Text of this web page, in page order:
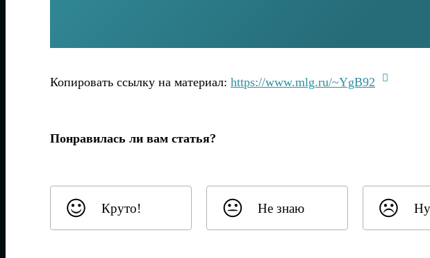
Копировать ссылку на материал: https://www.mlg.ru/~YgB92
Понравилась ли вам статья?
Круто! Не знаю Ну